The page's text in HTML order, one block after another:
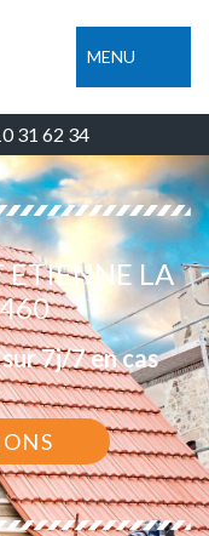
MENU
31 62 34
ETIENNE LA
7j/7 en cas